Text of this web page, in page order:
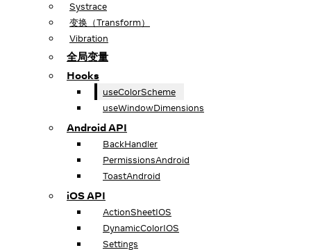
Systrace
变换（Transform）
Vibration
全局变量
Hooks
useColorScheme
useWindowDimensions
Android API
BackHandler
PermissionsAndroid
ToastAndroid
iOS API
ActionSheetIOS
DynamicColorIOS
Settings